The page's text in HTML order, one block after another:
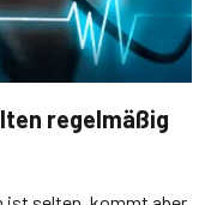
regelmäßig